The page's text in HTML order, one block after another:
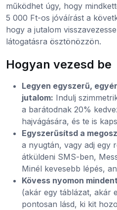
működhet úgy, hogy
5 000 Ft-os jóváírást a
hogy a jutalom
látogatásra ösztönözzön.
Hogyan vezesd be
Legyen egyszerű,
jutalom: Indulj
a barátodnak 20%
hajvágására, és te is
Egyszerűsítsd a
a nyugtán, vagy adj egy
átküldeni SMS-ben,
Minél kevesebb lépés,
Kövess nyomon
(akár egy táblázat, akár
pontosan lásd, ki kit